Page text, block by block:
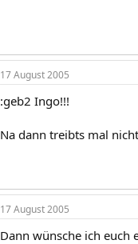
17 August 2005
:geb2 Ingo!!!
Na dann treibts mal
17 August 2005
Dann wünsche ich euch